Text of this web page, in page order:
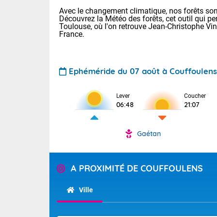
Avec le changement climatique, nos forêts
Découvrez la Météo des forêts, cet outil qui
Toulouse, où l'on retrouve Jean-Christophe
France.
Ephéméride du 07 août à Couffoulens
Lever
06:48
Coucher
21:07
Gaétan
A PROXIMITÉ DE COUFFOULENS
Ville
Voici les
: 18/25 Paris
Clermont-Fd
Limoges :
Lille : 18/26
Calme,
chaîne des
mistral